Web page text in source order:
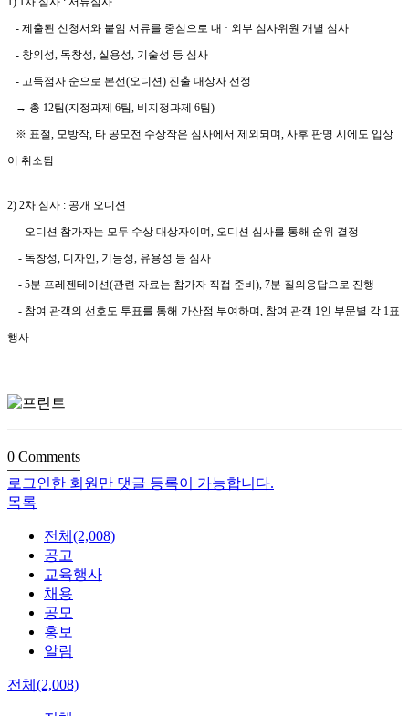
- 제출된 신청서와 붙임 서류를 중심으로 내 · 외부 심사위원 개별 심사
- 창의성, 독창성, 실용성, 기술성 등 심사
- 고득점자 순으로 본선(오디션) 진출 대상자 선정
→ 총 12팀(지정과제 6팀, 비지정과제 6팀)
※ 표절, 모방작, 타 공모전 수상작은 심사에서 제외되며, 사후 판명 시에도 입상
이 취소됨
2) 2차 심사 : 공개 오디션
- 오디션 참가자는 모두 수상 대상자이며, 오디션 심사를 통해 순위 결정
- 독창성, 디자인, 기능성, 유용성 등 심사
- 5분 프레젠테이션(관련 자료는 참가자 직접 준비), 7분 질의응답으로 진행
- 참여 관객의 선호도 투표를 통해 가산점 부여하며, 참여 관객 1인 부문별 각 1표
행사
0 Comments
로그인한 회원만 댓글 등록이 가능합니다.
목록
전체(2,008)
공고
교육행사
채용
공모
홍보
알림
전체(2,008)